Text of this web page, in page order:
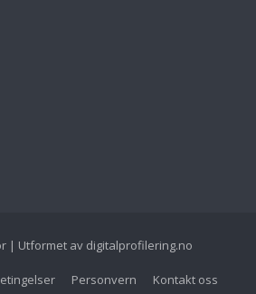
| Utformet av digitalprofilering.no
Personvern Kontakt oss